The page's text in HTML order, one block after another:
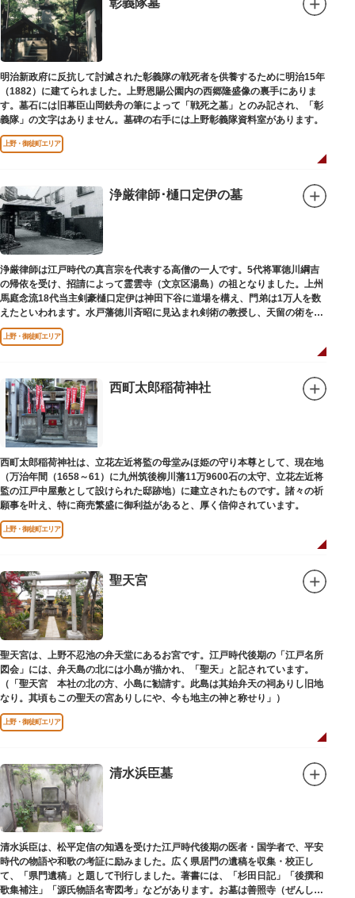
明治新政府に反抗して討滅された彰義隊の戦死者を供養するために明治15年
（1882）に建てられました。上野恩賜公園内の西郷隆盛像の裏手にありま
す。墓石には旧幕臣山岡鉄舟の筆によって「戦死之墓」とのみ記され、「彰
義隊」の文字はありません。墓碑の右手には上野彰義隊資料室があります。
上野・御徒町エリア
浄厳律師･樋口定伊の墓
浄厳律師は江戸時代の真言宗を代表する高僧の一人です。5代将軍徳川綱吉
の帰依を受け、招請によって霊雲寺（文京区湯島）の祖となりました。上州
馬庭念流18代当主剣豪樋口定伊は神田下谷に道場を構え、門弟は1万人を数
えたといわれます。水戸藩徳川斉昭に見込まれ剣術の教授し、天留の術を創
案しました。お墓は妙極院（みょうごくいん）にあります。
上野・御徒町エリア
西町太郎稲荷神社
西町太郎稲荷神社は、立花左近将監の母堂みほ姫の守り本尊として、現在地
（万治年間（1658～61）に九州筑後柳川藩11万9600石の太守、立花左近将
監の江戸中屋敷として設けられた邸跡地）に建立されたものです。諸々の祈
願事を叶え、特に商売繁盛に御利益があると、厚く信仰されています。
上野・御徒町エリア
聖天宮
聖天宮は、上野不忍池の弁天堂にあるお宮です。江戸時代後期の「江戸名所
図会」には、弁天島の北には小島が描かれ、「聖天」と記されています。
（「聖天宮 本社の北の方、小島に勧請す。此島は其始弁天の祠ありし旧地
なり。其頃もこの聖天の宮ありしにや、今も地主の神と称せり」）
上野・御徒町エリア
清水浜臣墓
清水浜臣は、松平定信の知遇を受けた江戸時代後期の医者・国学者で、平安
時代の物語や和歌の考証に励みました。広く県居門の遺稿を収集・校正し
て、「県門遺稿」と題して刊行しました。著書には、「杉田日記」「後撰和
歌集補注」「源氏物語名寄図考」などがあります。お墓は善照寺（ぜんしょ